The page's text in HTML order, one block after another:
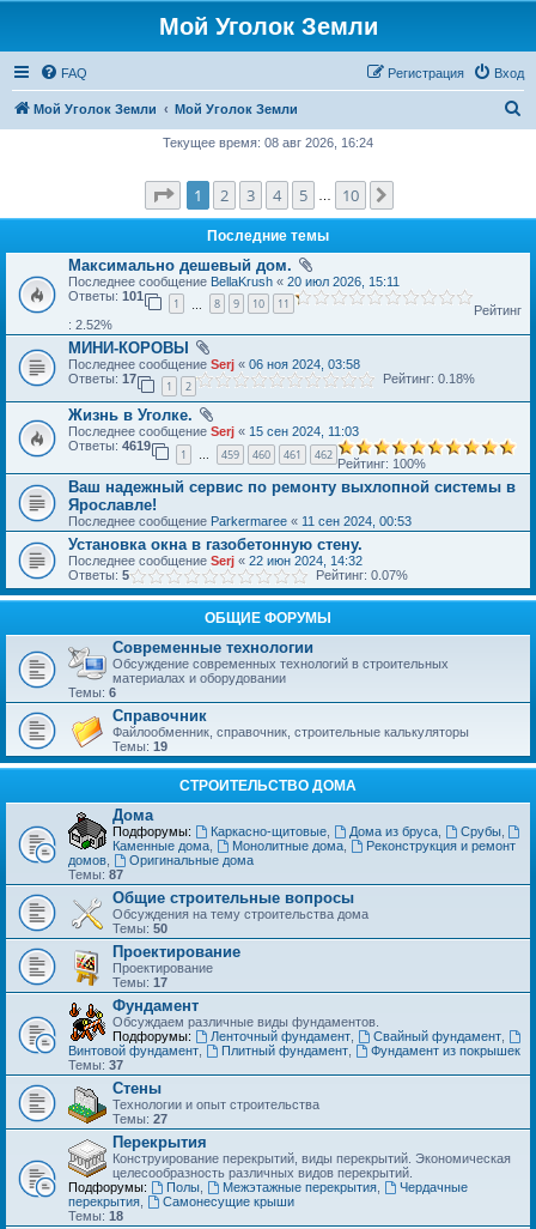
Мой Уголок Земли
FAQ Вход
Регистрация
Мой Уголок Земли Мой Уголок Земли
к
Текущее время: 08 авг 2026, 16:24
Страница1 из
1 2 3 4 5 10
Последние темы
Максимально дешевый дом.
Последнее сообщение BellaKrush « 20 июл 2026, 15:11
Ответы: 101
1 8 9 10 11
Рейтинг
: 2.52%
МИНИ-КОРОВЫ
Последнее сообщение Serj « 06 ноя 2024, 03:58
Ответы: 17
1 2
Рейтинг: 0.18%
Жизнь в Уголке.
Последнее сообщение Serj « 15 сен 2024, 11:03
Ответы: 4619
1 … 459 460 461 462
Рейтинг: 100%
Ваш надежный сервис по ремонту выхлопной системы в
Ярославле!
Последнее сообщение Parkermaree « 11 сен 2024, 00:53
Установка окна в газобетонную стену.
Последнее сообщение Serj « 22 июн 2024, 14:32
Ответы: 5 Рейтинг: 0.07%
ОБЩИЕ ФОРУМЫ
Современные технологии
Обсуждение современных технологий в строительных
материалах и оборудовании
Темы: 6
Справочник
Файлообменник, справочник, строительные калькуляторы
Темы: 19
СТРОИТЕЛЬСТВО ДОМА
Дома
Подфорумы: Каркасно-щитовые, Дома из бруса, Срубы,
Каменные дома
Монолитные дома,
Реконструкция и ремонт
домов
Оригинальные дома
Темы: 87
Общие строительные вопросы
Обсуждения на тему строительства дома
Темы: 50
Проектирование
Проектирование
Темы: 17
Фундамент
Обсуждаем различные виды фундаментов.
Подфорумы:
Ленточный фундамент, Свайный фундамент,
Винтовой фундамент
Плитный фундамент,
Фундамент из покрышек
Темы: 37
Стены
Технологии и опыт строительства
Темы: 27
Перекрытия
Конструирование перекрытий, виды перекрытий. Экономическая
целесообразность различных видов перекрытий.
Подфорумы:
Полы, Межэтажные перекрытия,
Чердачные
перекрытия
Самонесущие крыши
Темы: 18